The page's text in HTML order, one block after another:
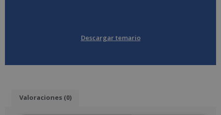
Descargar temario
Valoraciones (0)